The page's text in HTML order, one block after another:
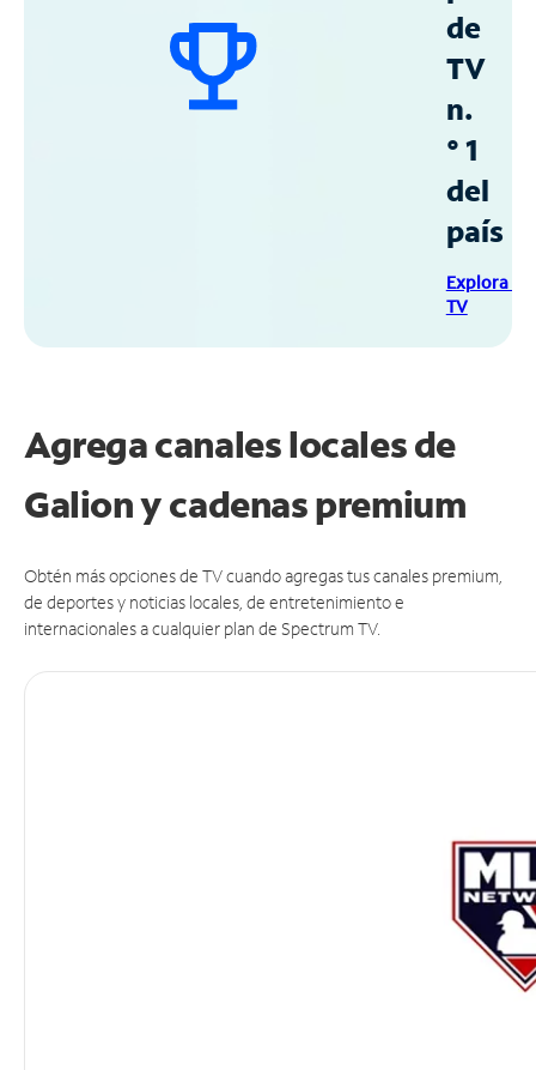
de
TV
n.
° 1
del
país
Explora
TV
Agrega canales locales de
Galion y cadenas premium
Obtén más opciones de TV cuando agregas tus canales premium,
de deportes y noticias locales, de entretenimiento e
internacionales a cualquier plan de Spectrum TV.